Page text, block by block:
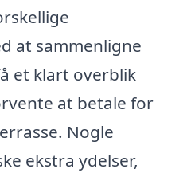
at sammenligne
et klart overblik
at betale for
Nogle
ekstra ydelser,